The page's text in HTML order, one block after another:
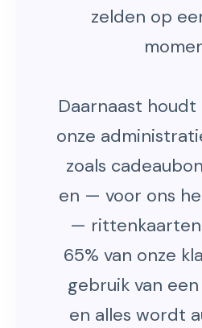
zelden op
Daarnaast
onze
zoals
en — voor ons
—
65% van onze
gebruik van
en alles wordt